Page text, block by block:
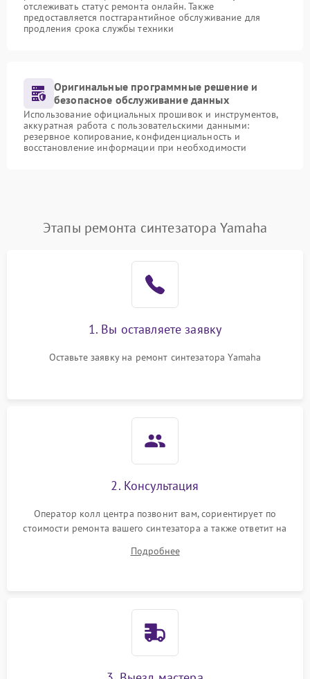
отслеживать статус ремонта онлайн. Также
предоставляется постгарантийное обслуживание для
продления срока службы техники
Оригинальные программные решение и
безопасное обслуживание данных
Использование официальных прошивок и инструментов,
аккуратная работа с пользовательскими данными:
резервное копирование, конфиденциальность и
восстановление информации при необходимости
Этапы ремонта синтезатора Yamaha
1. Вы оставляете заявку
Оставьте заявку на ремонт синтезатора Yamaha
2. Консультация
Оператор колл центра позвонит вам, сориентирует по
стоимости ремонта вашего синтезатора а также ответит на
Подробнее